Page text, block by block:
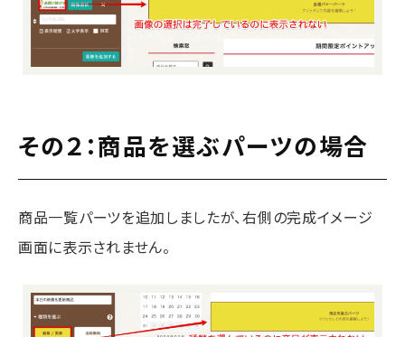
その２：商品を選ぶパーツの場合
商品一覧パーツを追加しましたが、右側の完成イメージ
画面に表示されません。